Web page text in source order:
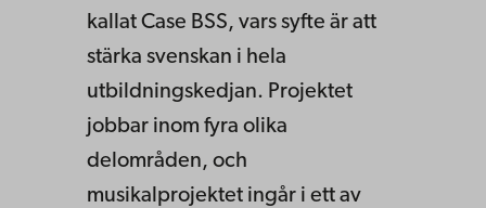
kallat Case BSS, vars syfte är att
stärka svenskan i hela
utbildningskedjan. Projektet
jobbar inom fyra olika
delområden, och
musikalprojektet ingår i ett av